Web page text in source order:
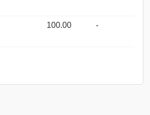
100.00 -